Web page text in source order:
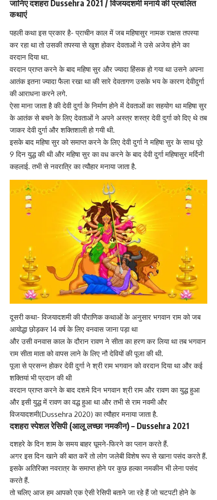
जानिए दशहरा Dussehra 2021 / विजयदशमी मनाये की प्रचलित
कथाएं
पहली कथा इस प्रकार है- प्राचीन काल में जब महिषासुर नामक राक्षस तपस्या
कर रहा था तो उसकी तपस्या से खुश होकर देवताओं ने उसे अजेय होने का
वरदान दिया था.
वरदान प्राप्त करने के बाद महिषा सुर और ज्यादा हिंसक हो गया था उसने अपना
आतंक इतना ज्यादा फैला रखा था की सारे देवतागण उसके भय के कारण देवीदुर्गा
की आराधना करने लगे.
ऐसा माना जाता है की देवी दुर्गा के निर्माण होने में देवताओं का सहयोग था महिषा सुर
के आतंक से बचने के लिए देवताओं ने अपने अस्त्र शस्त्र देवी दुर्गा को दिए थे तब
जाकर देवी दुर्गा और शक्तिशाली हो गयी थी.
इसके बाद महिषा सुर को समाप्त करने के लिए देवी दुर्गा ने महिषा सुर के साथ पूरे
9 दिन युद्ध की थी और महिषा सुर का वध करने के बाद देवी दुर्गा महिषासुर मर्दिनी
कहलाई. तभी से नवरात्रि का त्यौहार मनाया जाता है.
दूसरी कथा- विजयादशमी की पौराणिक कथाओं के अनुसार भगवान राम को जब
आयोद्धा छोड़कर 14 वर्ष के लिए वनवास जाना पड़ा था
और उसी वनवास काल के दौरान रावण ने सीता का हरण कर लिया था तब भगवान
राम सीता माता को वापस लाने के लिए नौ देवियों की पूजा की थी.
पूजा से प्रसन्न होकर देवी दुर्गा ने श्री राम भगवान को वरदान दिया था और कई
शक्तियां भी प्रदान की थी
वरदान प्राप्त करने के बाद दशमे दिन भगवान श्री राम और रावण का युद्ध हुआ
और इसी युद्ध में रावण का वद्ध हुआ था और तभी से राम नवमी और
विजयादशमी(Dussehra 2020) का त्यौहार मनाया जाता है.
दशहरा स्पेशल रेसिपी (आलू लच्छा नमकीन) – Dussehra 2021
दशहरे के दिन शाम के समय बाहर घूमने-फिरने का प्लान करते हैं.
अगर इस दिन खाने की बात करें तो लोग जलेबी विशेष रूप से खाना पसंद करते हैं.
इसके अतिरिक्तनवरात्रके समाप्त होने पर कुछ हल्का नमकीन भी लेना पसंद
करते हैं.
तो चलिए आज हम आपको एक ऐसी रेसिपी बताने जा रहे हैं जो चटपटी होने के